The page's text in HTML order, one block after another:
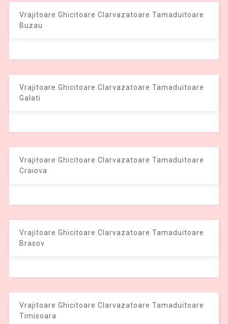
Vrajitoare Ghicitoare Clarvazatoare Tamaduitoare
Buzau
Vrajitoare Ghicitoare Clarvazatoare Tamaduitoare
Galati
Vrajitoare Ghicitoare Clarvazatoare Tamaduitoare
Craiova
Vrajitoare Ghicitoare Clarvazatoare Tamaduitoare
Brasov
Vrajitoare Ghicitoare Clarvazatoare Tamaduitoare
Timisoara